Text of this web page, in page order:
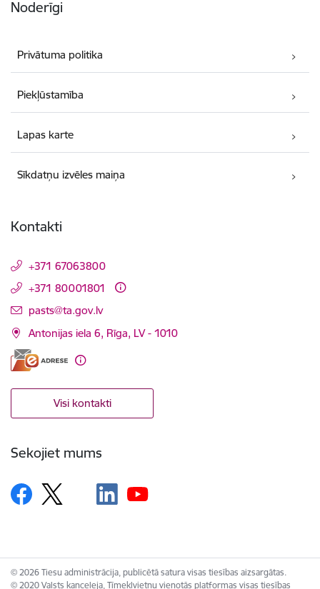
Noderīgi
Privātuma politika
Piekļūstamība
Lapas karte
Sīkdatņu izvēles maiņa
Kontakti
+371 67063800
+371 80001801
E-pasts:
pasts@ta.gov.lv
Antonijas iela 6, Rīga, LV - 1010
Visi kontakti
Sekojiet mums
© 2026 Tiesu administrācija, publicētā satura visas tiesības aizsargātas.
© 2020 Valsts kanceleja, Tīmekļvietņu vienotās platformas visas tiesības